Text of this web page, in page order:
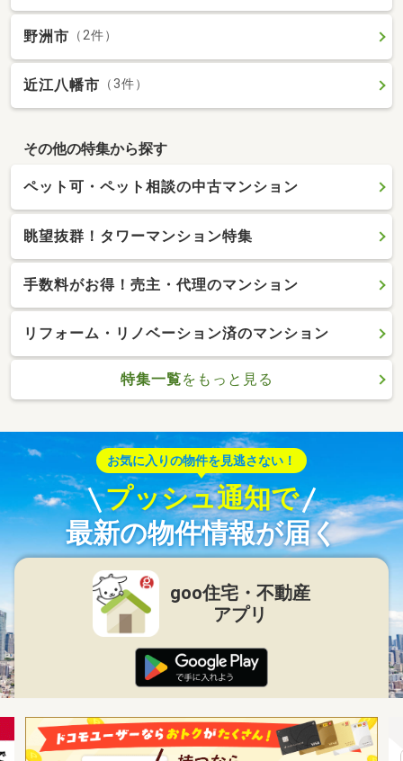
野洲市 （2件）
近江八幡市 （3件）
その他の特集から探す
ペット可・ペット相談の中古マンション
眺望抜群！タワーマンション特集
手数料がお得！売主・代理のマンション
リフォーム・リノベーション済のマンション
特集一覧をもっと見る
お気に入りの物件を見逃さない！
プッシュ通知で
最新の物件情報が届く
goo住宅・不動産
アプリ